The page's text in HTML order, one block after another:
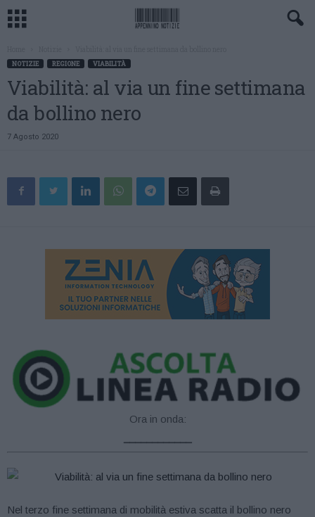
NOTIZIE REGIONE VIABILITÀ
Viabilità: al via un fine settimana
da bollino nero
7 Agosto 2020
Ora in onda:
Nel terzo fine settimana di mobilità estiva scatta il bollino nero